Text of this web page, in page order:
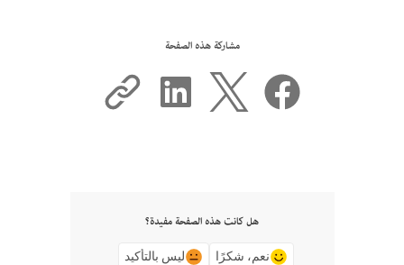
مشاركة هذه الصفحة
هل كانت هذه الصفحة مفيدة؟
نعم، شكرًا ليس بالتأكيد